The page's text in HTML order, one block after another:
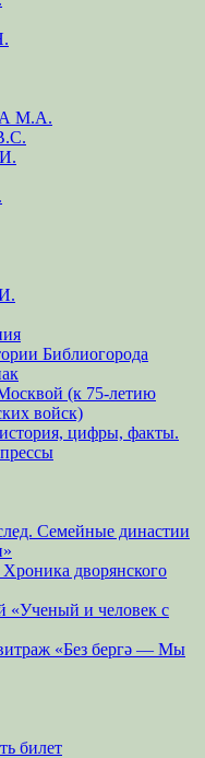
М.А.
Библиогорода
(к 75-летию
войск)
цифры, факты.
Семейные династии
дворянского
«Ученый и человек с
«Без бергə — Мы
билет